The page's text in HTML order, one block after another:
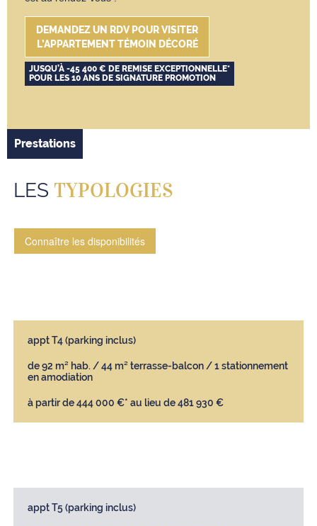
DEMANDEZ UN RDV POUR VISITER
L’APPARTEMENT TÉMOIN DÉCORÉ
JUSQU’À -45 400 € DE REMISE EXCEPTIONNELLE*
POUR LES 10 ANS DE SIGNATURE PROMOTION
Prestations
LES TYPOLOGIES
Connaître les disponibilités
appt T4 (parking inclus)
de 92 m² hab. / 44 m² terrasse-balcon / 1 stationnement
en amodiation
à partir de 444 000 €* au lieu de 481 930 €
appt T5 (parking inclus)